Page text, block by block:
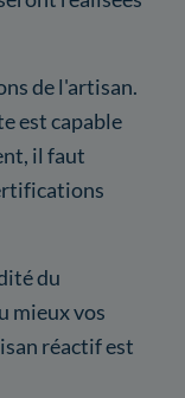
de l'artisan.
est capable
il faut
du
mieux vos
réactif est